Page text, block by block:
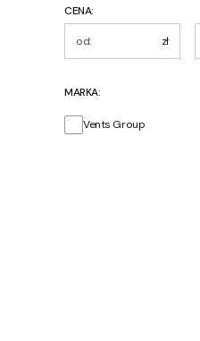
CENA:
zł
MARKA:
MarkaVents Group